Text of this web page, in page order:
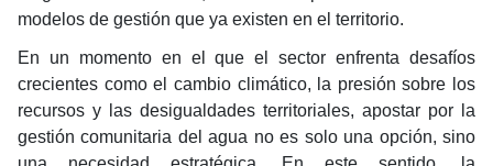
modelos de gestión que ya existen en el territorio.
En un momento en el que el sector enfrenta desafíos
crecientes como el cambio climático, la presión sobre los
recursos y las desigualdades territoriales, apostar por la
gestión comunitaria del agua no es solo una opción, sino